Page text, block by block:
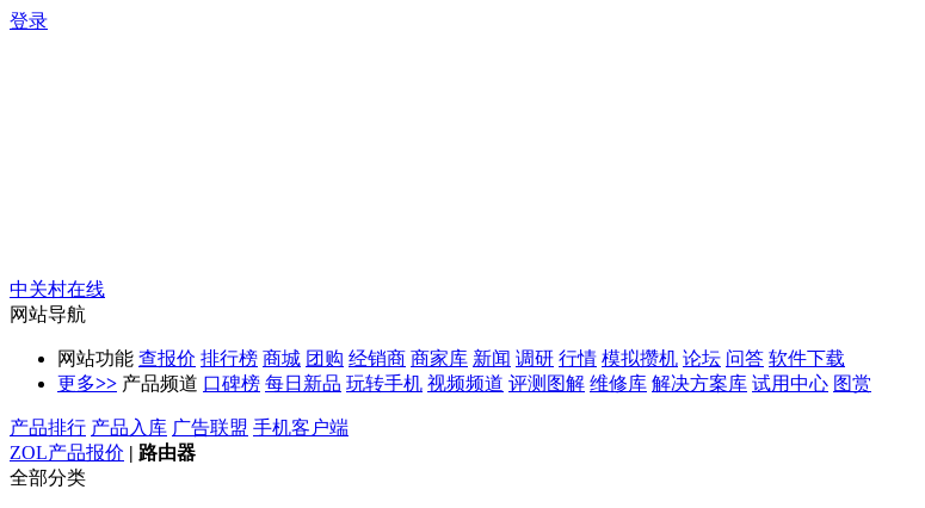
登录
中关村在线
网站导航
网站功能 查报价 排行榜 商城 团购 经销商 商家库 新闻 调研 行情 模拟攒机 论坛 问答 软件下载
更多>> 产品频道 口碑榜 每日新品 玩转手机 视频频道 评测图解 维修库 解决方案库 试用中心 图赏
产品排行 产品入库 广告联盟 手机客户端
ZOL产品报价 | 路由器
全部分类